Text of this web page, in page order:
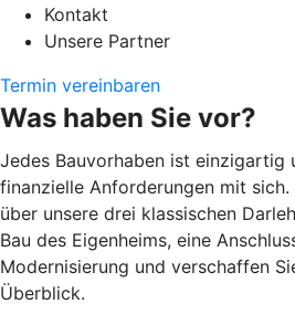
Kontakt
Unsere Partner
Termin vereinbaren
Was haben Sie vor?
Jedes Bauvorhaben ist einzigartig
finanzielle Anforderungen mit
über unsere drei klassischen
Bau des Eigenheims, eine
Modernisierung und verschaffen
Überblick.